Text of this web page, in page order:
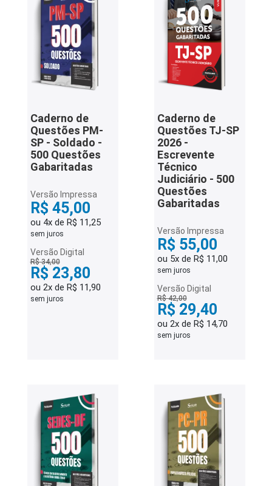
Caderno de
Questões PM-
SP - Soldado -
500 Questões
Gabaritadas
Versão Impressa
R$ 45,00
ou 4x de R$ 11,25
sem juros
Versão Digital
R$ 34,00
R$ 23,80
ou 2x de R$ 11,90
sem juros
Caderno de
Questões TJ-SP
2026 -
Escrevente
Técnico
Judiciário - 500
Questões
Gabaritadas
Versão Impressa
R$ 55,00
ou 5x de R$ 11,00
sem juros
Versão Digital
R$ 42,00
R$ 29,40
ou 2x de R$ 14,70
sem juros